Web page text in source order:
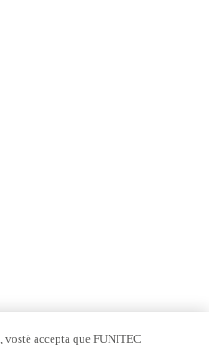
vostè accepta que FUNITEC